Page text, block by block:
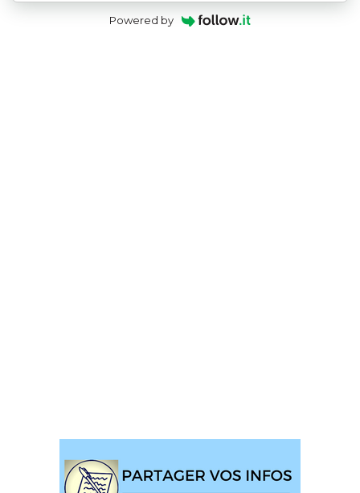
Powered by